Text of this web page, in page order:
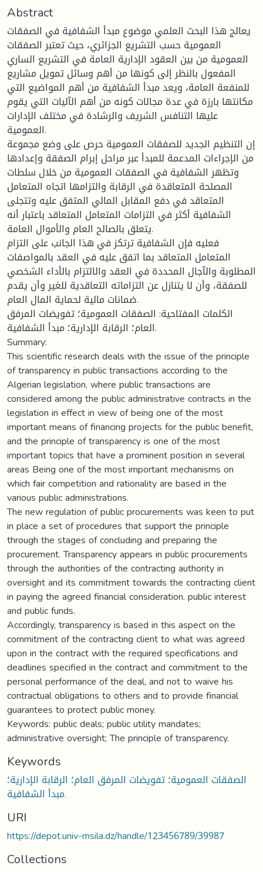
Abstract
يعالج هذا البحث العلمي موضوع مبدأ الشفافية في الصفقات
العمومية حسب التشريع الجزائري، حيث تعتبر الصفقات
العمومية من بين العقود الإدارية العامة في التشريع الساري
المفعول بالنظر إلى كونها من أهم وسائل تمويل مشاريع
للمنفعة العامة، ويعد مبدأ الشفافية من أهم المواضيع التي
مكانتها بارزة في عدة مجالات كونه من أهم الآليات التي يقوم
عليها التنافس الشريف والرشادة في مختلف الإدارات
العمومية.
إن التنظيم الجديد للصفقات العمومية حرص على وضع مجموعة
من الإجراءات المدعمة للمبدأ عبر مراحل إبرام الصفقة وإعدادها
وتظهر الشفافية في الصفقات العمومية من خلال سلطات
المصلحة المتعاقدة في الرقابة والتزامها اتجاه المتعامل
المتعاقد في دفع المقابل المالي المتفق عليه وتتجلى
الشفافية أكثر في التزامات المتعامل المتعاقد باعتبار أنه
يتعلق بالصالح العام والأموال العامة.
فعليه فإن الشفافية ترتكز في هذا الجانب على التزام
المتعامل المتعاقد بما اتفق عليه في العقد بالمواصفات
المطلوبة والآجال المحددة في العقد والالتزام بالأداء الشخصي
للصفقة، وأن لا يتنازل عن التزاماته التعاقدية للغير وأن يقدم
ضمانات مالية لحماية المال العام.
الكلمات المفتاحية: الصفقات العمومية؛ تفويضات المرفق
العام؛ الرقابة الإدارية؛ مبدأ الشفافية.
Summary:
This scientific research deals with the issue of the principle
of transparency in public transactions according to the
Algerian legislation, where public transactions are
considered among the public administrative contracts in the
legislation in effect in view of being one of the most
important means of financing projects for the public benefit,
and the principle of transparency is one of the most
important topics that have a prominent position in several
areas Being one of the most important mechanisms on
which fair competition and rationality are based in the
various public administrations.
The new regulation of public procurements was keen to put
in place a set of procedures that support the principle
through the stages of concluding and preparing the
procurement. Transparency appears in public procurements
through the authorities of the contracting authority in
oversight and its commitment towards the contracting client
in paying the agreed financial consideration. public interest
and public funds.
Accordingly, transparency is based in this aspect on the
commitment of the contracting client to what was agreed
upon in the contract with the required specifications and
deadlines specified in the contract and commitment to the
personal performance of the deal, and not to waive his
contractual obligations to others and to provide financial
guarantees to protect public money.
Keywords: public deals; public utility mandates;
administrative oversight; The principle of transparency.
Keywords
الصفقات العمومية؛ تفويضات المرفق العام؛ الرقابة الإدارية؛
مبدأ الشفافية.
URI
https://depot.univ-msila.dz/handle/123456789/39987
Collections